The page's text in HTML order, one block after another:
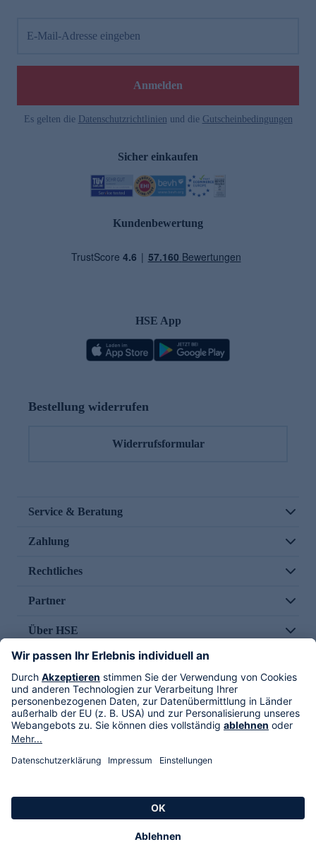
E-Mail-Adresse eingeben
Anmelden
Es gelten die Datenschutzrichtlinien und die Gutscheinbedingungen
Sicher einkaufen
Kundenbewertung
HSE App
Bestellung widerrufen
Widerrufsformular
Service & Beratung
Zahlung
Rechtliches
Partner
Über HSE
Im TV
HSE International